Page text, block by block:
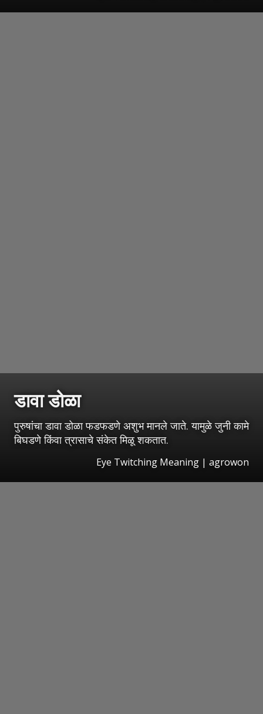
डावा डोळा
पुरुषांचा डावा डोळा फडफडणे अशुभ मानले जाते. यामुळे जुनी कामे
बिघडणे किंवा त्रासाचे संकेत मिळू शकतात.
Eye Twitching Meaning | agrowon